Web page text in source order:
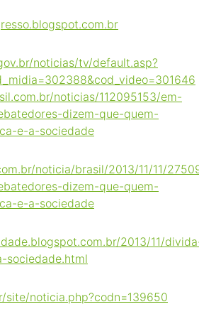
noticias/tv/default.asp?
noticias/112095153/em-
dizem-que-quem-
e-a-sociedade
noticia/brasil/2013/11/11/
dizem-que-quem-
e-a-sociedade
2013/11/
sociedade.html
site/noticia.php?codn=139650